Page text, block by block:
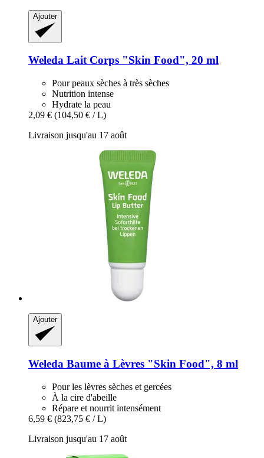
Ajouter
Weleda Lait Corps "Skin Food", 20 ml
Pour peaux sèches à très sèches
Nutrition intense
Hydrate la peau
2,09 € (104,50 € / L)
Livraison jusqu'au 17 août
Ajouter
Weleda Baume à Lèvres "Skin Food", 8 ml
Pour les lèvres sèches et gercées
À la cire d'abeille
Répare et nourrit intensément
6,59 € (823,75 € / L)
Livraison jusqu'au 17 août